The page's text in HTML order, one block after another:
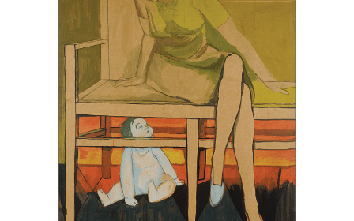
HISTORIA MIŁOŚCI
MACIERZYŃSKIEJ
PREMIERA w kwietniu
95.00zł 61.75zł
KSIĄŻKA DO KOSZYKA